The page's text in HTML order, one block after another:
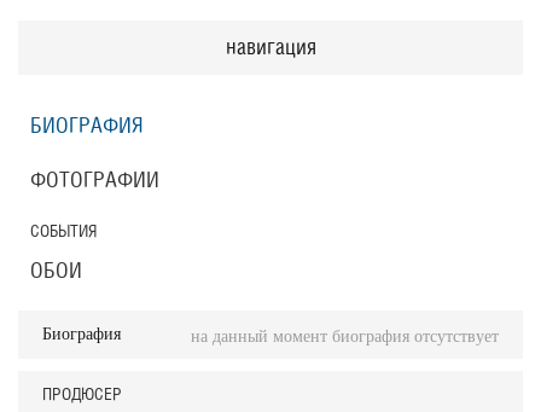
навигация
БИОГРАФИЯ
ФОТОГРАФИИ
СОБЫТИЯ
ОБОИ
Биография на данный момент биография отсутствует
ПРОДЮСЕР